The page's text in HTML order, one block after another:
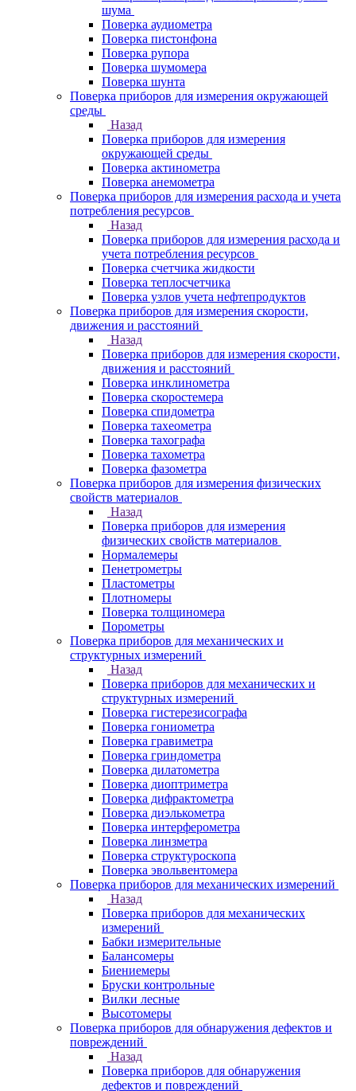
шума
Поверка аудиометра
Поверка пистонфона
Поверка рупора
Поверка шумомера
Поверка шунта
Поверка приборов для измерения окружающей
среды
Назад
Поверка приборов для измерения
окружающей среды
Поверка актинометра
Поверка анемометра
Поверка приборов для измерения расхода и учета
потребления ресурсов
Назад
Поверка приборов для измерения расхода и
учета потребления ресурсов
Поверка счетчика жидкости
Поверка теплосчетчика
Поверка узлов учета нефтепродуктов
Поверка приборов для измерения скорости,
движения и расстояний
Назад
Поверка приборов для измерения скорости,
движения и расстояний
Поверка инклинометра
Поверка скоростемера
Поверка спидометра
Поверка тахеометра
Поверка тахографа
Поверка тахометра
Поверка фазометра
Поверка приборов для измерения физических
свойств материалов
Назад
Поверка приборов для измерения
физических свойств материалов
Нормалемеры
Пенетрометры
Пластометры
Плотномеры
Поверка толщиномера
Порометры
Поверка приборов для механических и
структурных измерений
Назад
Поверка приборов для механических и
структурных измерений
Поверка гистерезисографа
Поверка гониометра
Поверка гравиметра
Поверка гриндометра
Поверка дилатометра
Поверка диоптриметра
Поверка дифрактометра
Поверка диэлькометра
Поверка интерферометра
Поверка линзметра
Поверка структуроскопа
Поверка эвольвентомера
Поверка приборов для механических измерений
Назад
Поверка приборов для механических
измерений
Бабки измерительные
Балансомеры
Биениемеры
Бруски контрольные
Вилки лесные
Высотомеры
Поверка приборов для обнаружения дефектов и
повреждений
Назад
Поверка приборов для обнаружения
дефектов и повреждений